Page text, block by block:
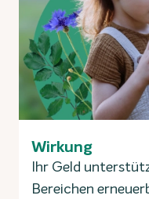
Wirkung
Ihr Geld
Bereichen